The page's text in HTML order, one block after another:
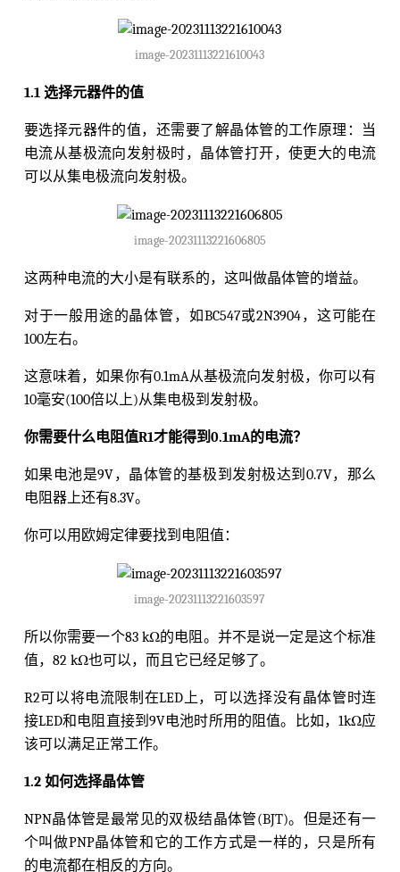
image-20231113221610043
1.1 选择元器件的值
要选择元器件的值，还需要了解晶体管的工作原理：当
电流从基极流向发射极时，晶体管打开，使更大的电流
可以从集电极流向发射极。
image-20231113221606805
这两种电流的大小是有联系的，这叫做晶体管的增益。
对于一般用途的晶体管，如BC547或2N3904，这可能在
100左右。
这意味着，如果你有0.1mA从基极流向发射极，你可以有
10毫安(100倍以上)从集电极到发射极。
你需要什么电阻值R1才能得到0.1mA的电流？
如果电池是9V，晶体管的基极到发射极达到0.7V，那么
电阻器上还有8.3V。
你可以用欧姆定律要找到电阻值：
image-20231113221603597
所以你需要一个83 kΩ的电阻。并不是说一定是这个标准
值，82 kΩ也可以，而且它已经足够了。
R2可以将电流限制在LED上，可以选择没有晶体管时连
接LED和电阻直接到9V电池时所用的阻值。比如，1kΩ应
该可以满足正常工作。
1.2 如何选择晶体管
NPN晶体管是最常见的双极结晶体管(BJT)。但是还有一
个叫做PNP晶体管和它的工作方式是一样的，只是所有
的电流都在相反的方向。